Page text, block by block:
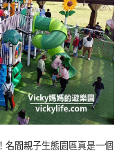
名間親子生態園區真是一個